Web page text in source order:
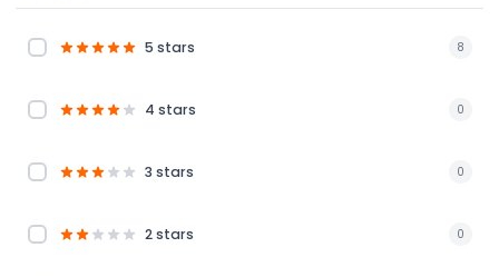
5 stars 8
4 stars 0
3 stars 0
2 stars 0